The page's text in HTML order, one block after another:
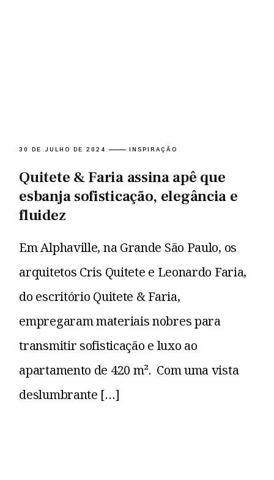
30 DE JULHO DE 2024 INSPIRAÇÃO
Quitete & Faria assina apê que
esbanja sofisticação, elegância e
fluidez
Em Alphaville, na Grande São Paulo, os
arquitetos Cris Quitete e Leonardo Faria,
do escritório Quitete & Faria,
empregaram materiais nobres para
transmitir sofisticação e luxo ao
apartamento de 420 m². Com uma vista
deslumbrante […]